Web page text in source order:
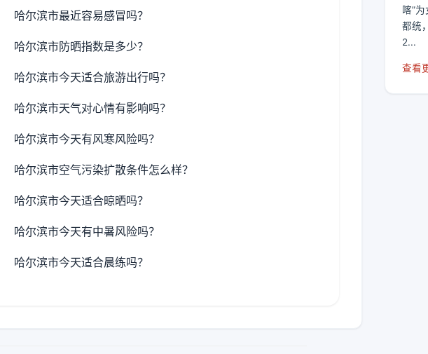
哈尔滨市最近容易感冒吗？
哈尔滨市防晒指数是多少？
哈尔滨市今天适合旅游出行吗？
哈尔滨市天气对心情有影响吗？
哈尔滨市今天有风寒风险吗？
哈尔滨市空气污染扩散条件怎么样？
哈尔滨市今天适合晾晒吗？
哈尔滨市今天有中暑风险吗？
哈尔滨市今天适合晨练吗？
喀”
都统
2...
查看